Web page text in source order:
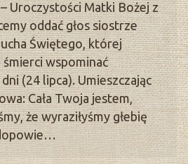
Uroczystości Matki Bożej z
oddać głos siostrze
Świętego, której
wspominać
(24 lipca). Umieszczając
Cała Twoja jestem,
że wyraziłyśmy głebię